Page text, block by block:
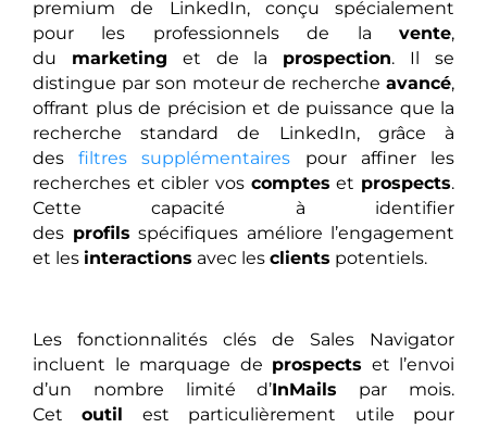
premium de LinkedIn, conçu spécialement
pour les professionnels de la vente,
du marketing et de la prospection. Il se
distingue par son moteur de recherche avancé,
offrant plus de précision et de puissance que la
recherche standard de LinkedIn, grâce à
desfiltres supplémentaires pour affiner les
recherches et cibler vos comptes et prospects.
Cette capacité à identifier
des profils spécifiques améliore l’engagement
et les interactions avec les clients potentiels.
Les fonctionnalités clés de Sales Navigator
incluent le marquage de prospects et l’envoi
d’un nombre limité d’InMails par mois.
Cetoutil
est particulièrement utile pour